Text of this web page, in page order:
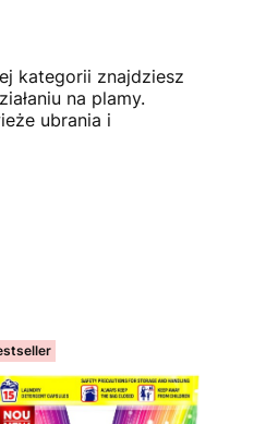
kategorii znajdziesz
na plamy.
ubrania i